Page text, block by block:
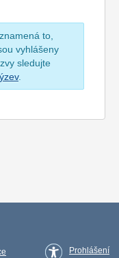
to,
vyhlášeny
sledujte
.
Prohlášení